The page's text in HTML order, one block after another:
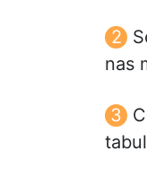
nas